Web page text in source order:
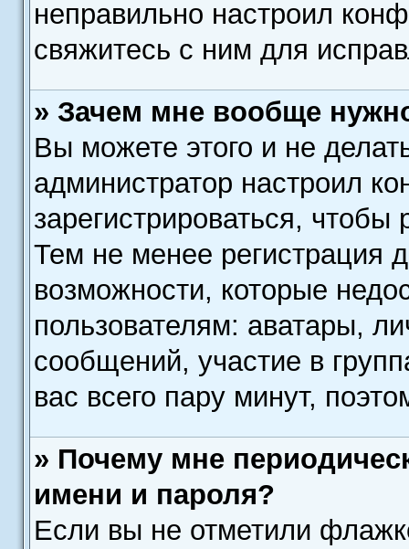
неправильно настроил
свяжитесь с ним для
» Зачем мне вообще
Вы можете этого и не
администратор настроил
зарегистрироваться,
Тем не менее регистрация
возможности, которые
пользователям: аватары,
сообщений, участие в
вас всего пару минут,
» Почему мне
имени и пароля?
Если вы не отметили